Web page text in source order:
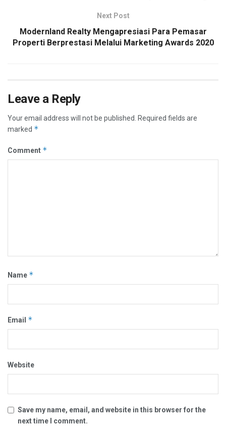
Next Post
Modernland Realty Mengapresiasi Para Pemasar
Properti Berprestasi Melalui Marketing Awards 2020
Leave a Reply
Your email address will not be published. Required fields are
marked *
Comment *
Name *
Email *
Website
Save my name, email, and website in this browser for the
next time I comment.